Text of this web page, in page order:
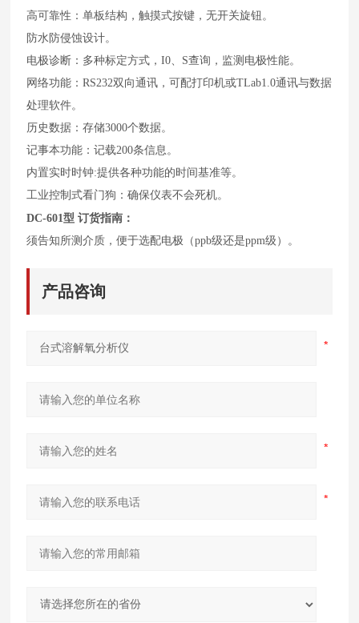
高可靠性：单板结构，触摸式按键，无开关旋钮。
防水防侵蚀设计。
电极诊断：多种标定方式，I0、S查询，监测电极性能。
网络功能：RS232双向通讯，可配打印机或TLab1.0通讯与数据
处理软件。
历史数据：存储3000个数据。
记事本功能：记载200条信息。
内置实时时钟:提供各种功能的时间基准等。
工业控制式看门狗：确保仪表不会死机。
DC-601型订货指南：
须告知所测介质，便于选配电极（ppb级还是ppm级）。
产品咨询